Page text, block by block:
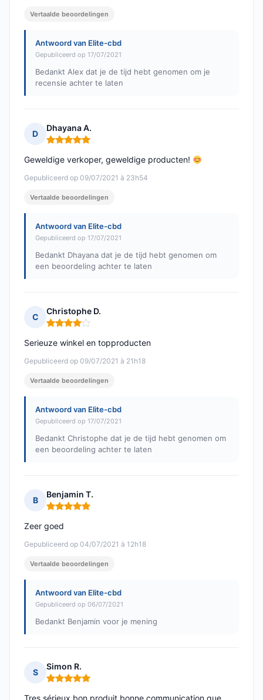
Vertaalde beoordelingen
Antwoord van Elite-cbd
Gepubliceerd op 17/07/2021
Bedankt Alex dat je de tijd hebt genomen om je
recensie achter te laten
D
Dhayana A.
Opmerking: 5 van 5
Gepubliceerd op 09/07/2021 à 23h54
Geweldige verkoper, geweldige producten!
Vertaalde beoordelingen
Antwoord van Elite-cbd
Gepubliceerd op 17/07/2021
Bedankt Dhayana dat je de tijd hebt genomen om
een beoordeling achter te laten
C
Christophe D.
Opmerking: 4 van 5
Gepubliceerd op 09/07/2021 à 21h18
Serieuze winkel en topproducten
Vertaalde beoordelingen
Antwoord van Elite-cbd
Gepubliceerd op 17/07/2021
Bedankt Christophe dat je de tijd hebt genomen om
een beoordeling achter te laten
B
Benjamin T.
Opmerking: 5 van 5
Gepubliceerd op 04/07/2021 à 12h18
Zeer goed
Vertaalde beoordelingen
Antwoord van Elite-cbd
Gepubliceerd op 06/07/2021
Bedankt Benjamin voor je mening
S
Simon R.
Opmerking: 5 van 5